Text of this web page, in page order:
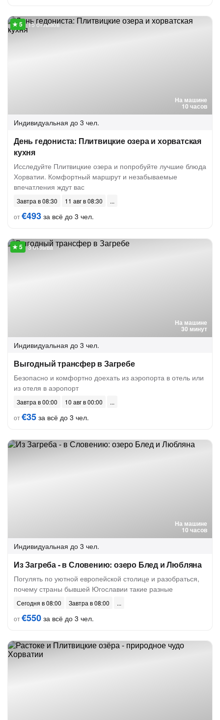
На машине
10 часов
15 отзывов
Индивидуальная до 3 чел.
День гедониста: Плитвицкие озера и хорватская
кухня
Исследуйте Плитвицкие озера и попробуйте лучшие блюда
Хорватии. Комфортный маршрут и незабываемые
впечатления ждут вас
Завтра в 08:30
11 авг в 08:30
от€493 за всё до 3 чел.
На машине
30 минут
3 отзыва
Индивидуальная до 3 чел.
Выгодный трансфер в Загребе
Безопасно и комфортно доехать из аэропорта в отель или
из отеля в аэропорт
Завтра в 00:00
10 авг в 00:00
от€35 за всё до 3 чел.
На машине
10 часов
Индивидуальная до 3 чел.
Из Загреба - в Словению: озеро Блед и Любляна
Погулять по уютной европейской столице и разобраться,
почему страны бывшей Югославии такие разные
Сегодня в 08:00
Завтра в 08:00
от€550 за всё до 3 чел.